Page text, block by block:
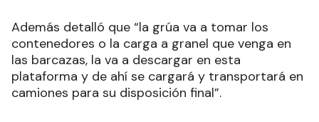
Además detalló que “la grúa va a tomar los
contenedores o la carga a granel que venga en
las barcazas, la va a descargar en esta
plataforma y de ahí se cargará y transportará en
camiones para su disposición final”.